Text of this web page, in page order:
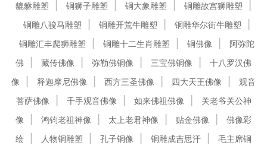
貔貅雕塑
铜狮子雕塑 铜大象雕塑
铜雕故宫狮雕塑
铜雕八骏马雕塑
铜雕开荒牛雕塑
铜雕华尔街牛雕塑
铜雕汇丰爬狮雕塑
铜雕十二生肖雕塑 铜佛像
阿弥陀
佛
藏传佛像 弥勒佛铜像 三宝佛铜像
十八罗汉佛
像
释迦摩尼佛像 西方三圣佛像 四大天王佛像
观音
菩萨佛像
千手观音佛像 如来佛祖佛像
关老爷关公神
像
鸿钧老祖神像 太上老君神像 贴金佛像
佛像彩
绘
人物铜雕塑 孔子铜像 铜雕成吉思汗
毛主席铜